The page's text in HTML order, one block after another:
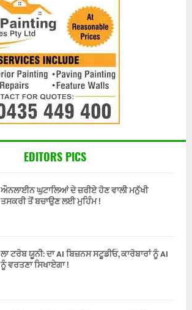
EDITORS PICS
ਔਨਲਾਈਨ ਘੁਟਾਲਿਆਂ ਦੇ ਜ਼ਰੀਏ ਹੋਣ ਵਾਲੀ ਮਨੁੱਖੀ
ਤਸਕਰੀ ਤੋਂ ਬਚਾਉਣ ਲਈ ਮੁਹਿੰਮ !
ਲਾ ਟਰੋਬ ਯੂਨੀ: ਦਾ AI ਬਿਜ਼ਨਸ ਸਟੂਡੀਓ, ਕਾਰੋਬਾਰਾਂ ਨੂੰ AI
ਨੂੰ ਵਰਤਣਾ ਸਿਖਾਏਗਾ !